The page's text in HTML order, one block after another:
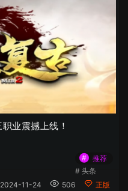
业震撼上线！
#
推荐
# 头条
2024-11-24 506 正版